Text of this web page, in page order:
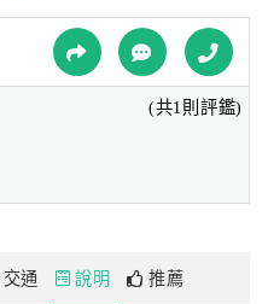
去‧如果你贊同我們的理
建年代早於1931年，
展，
，故稱為積再古厝。
深，棟架的橫樑數通常安置
(共1則評鑑)
交通 說明 推薦